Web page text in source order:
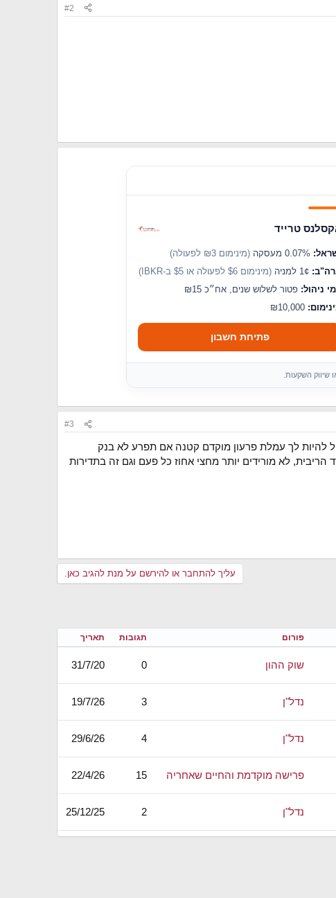
#2
טרייד
(מינימום ₪3 לפעולה)
(מינימום $6 לפעולה או $5 ב-IBKR)
ניהול: פטור לשלוש שנים, אח״כ ₪15
פתיחת חשבון
שיווק השקעות.
#3
להיות לך עמלת פרעון מוקדם קטנה אם תפרע לא בנק
לא מורידים יותר מחצי אחוז כל פעם וגם זה בתדירות
עליך להתחבר או להירשם על מנת להגיב כאן.
פורום תגובות תאריך
שוק ההון 0
31/7/20
נדל"ן 3
19/7/26
נדל"ן 4
29/6/26
פרישה מוקדמת והחיים שאחריה 15
22/4/26
נדל"ן 2
25/12/25